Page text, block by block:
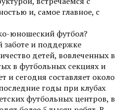
и, самое главное, с
юношеский футбол?
заботе и поддержке
детей, вовлеченных в
в футбольных секциях и
сегодня составляет около
годы при клубах
футбольных центров, в